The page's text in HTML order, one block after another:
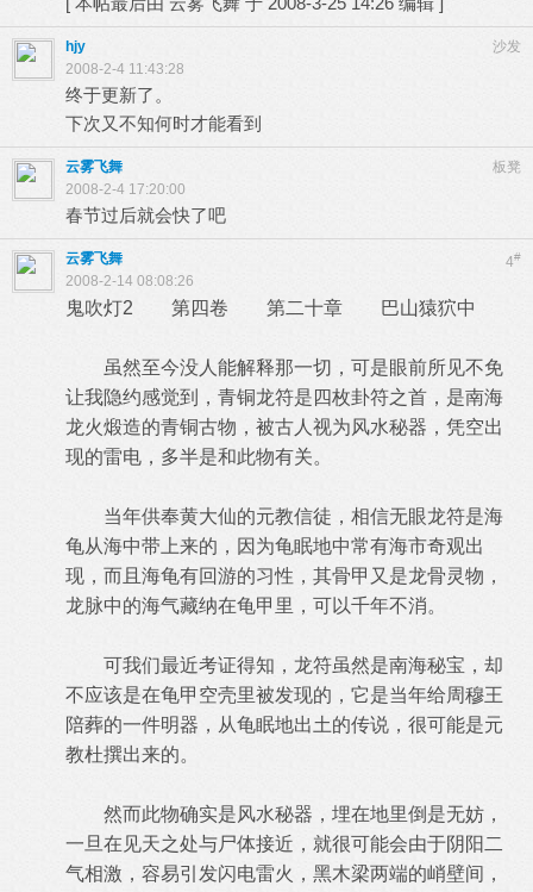
沙发
hjy
2008-2-4 11:43:28
终于更新了。
下次又不知何时才能看到
板凳
云雾飞舞
2008-2-4 17:20:00
春节过后就会快了吧
4#
云雾飞舞
2008-2-14 08:08:26
鬼吹灯2 第四卷 第二十章 巴山猿狖中
虽然至今没人能解释那一切，可是眼前所见不免
让我隐约感觉到，青铜龙符是四枚卦符之首，是南海
龙火煅造的青铜古物，被古人视为风水秘器，凭空出
现的雷电，多半是和此物有关。
当年供奉黄大仙的元教信徒，相信无眼龙符是海
龟从海中带上来的，因为龟眠地中常有海市奇观出
现，而且海龟有回游的习性，其骨甲又是龙骨灵物，
龙脉中的海气藏纳在龟甲里，可以千年不消。
可我们最近考证得知，龙符虽然是南海秘宝，却
不应该是在龟甲空壳里被发现的，它是当年给周穆王
陪葬的一件明器，从龟眠地出土的传说，很可能是元
教杜撰出来的。
然而此物确实是风水秘器，埋在地里倒是无妨，
一旦在见天之处与尸体接近，就很可能会由于阴阳二
气相激，容易引发闪电雷火，黑木梁两端的峭壁间，